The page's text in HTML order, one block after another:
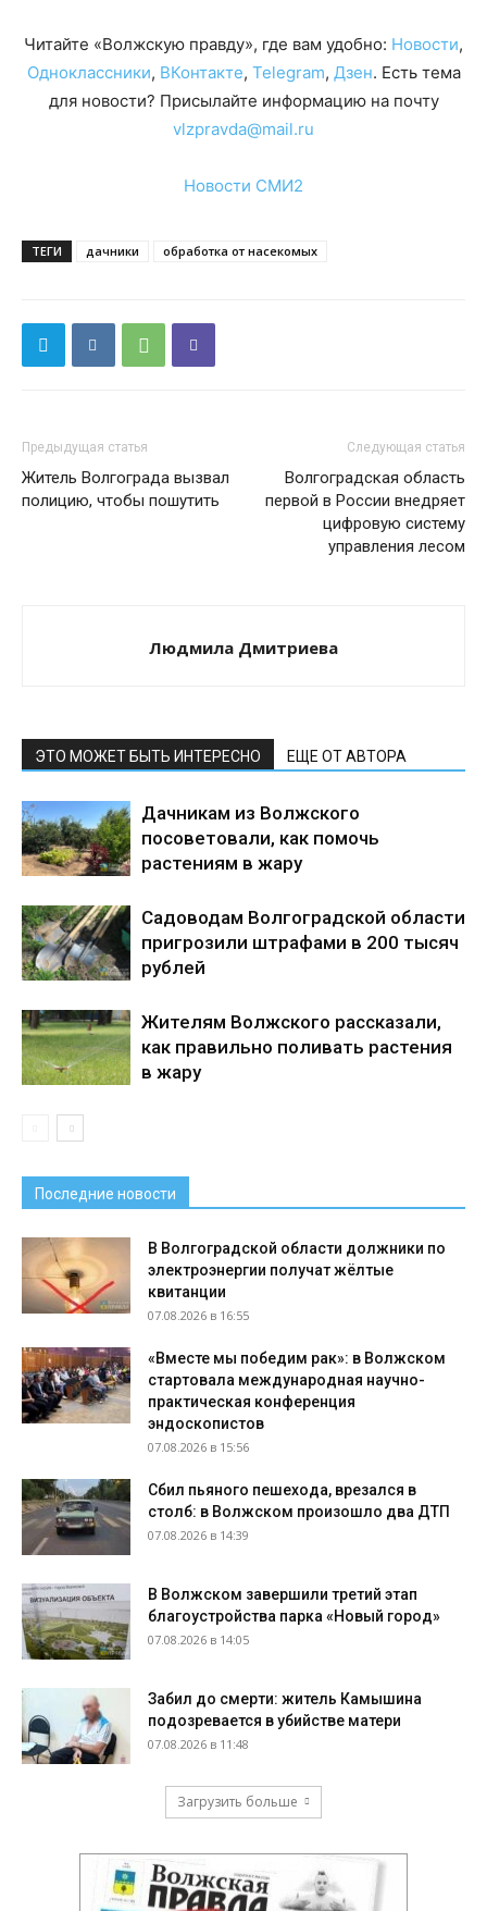
Читайте «Волжскую правду», где вам удобно: Новости,
Одноклассники, ВКонтакте, Telegram, Дзен. Есть тема
для новости? Присылайте информацию на почту
vlzpravda@mail.ru
Новости СМИ2
ТЕГИ дачники обработка от насекомых
Предыдущая статья
Житель Волгограда вызвал
полицию, чтобы пошутить
Следующая статья
Волгоградская область
первой в России внедряет
цифровую систему
управления лесом
Людмила Дмитриева
ЭТО МОЖЕТ БЫТЬ ИНТЕРЕСНО ЕЩЕ ОТ АВТОРА
Дачникам из Волжского
посоветовали, как помочь
растениям в жару
Садоводам Волгоградской области
пригрозили штрафами в 200 тысяч
рублей
Жителям Волжского рассказали,
как правильно поливать растения
в жару
Последние новости
В Волгоградской области должники по
электроэнергии получат жёлтые
квитанции
07.08.2026 в 16:55
«Вместе мы победим рак»: в Волжском
стартовала международная научно-
практическая конференция
эндоскопистов
07.08.2026 в 15:56
Сбил пьяного пешехода, врезался в
столб: в Волжском произошло два ДТП
07.08.2026 в 14:39
В Волжском завершили третий этап
благоустройства парка «Новый город»
07.08.2026 в 14:05
Забил до смерти: житель Камышина
подозревается в убийстве матери
07.08.2026 в 11:48
Загрузить больше